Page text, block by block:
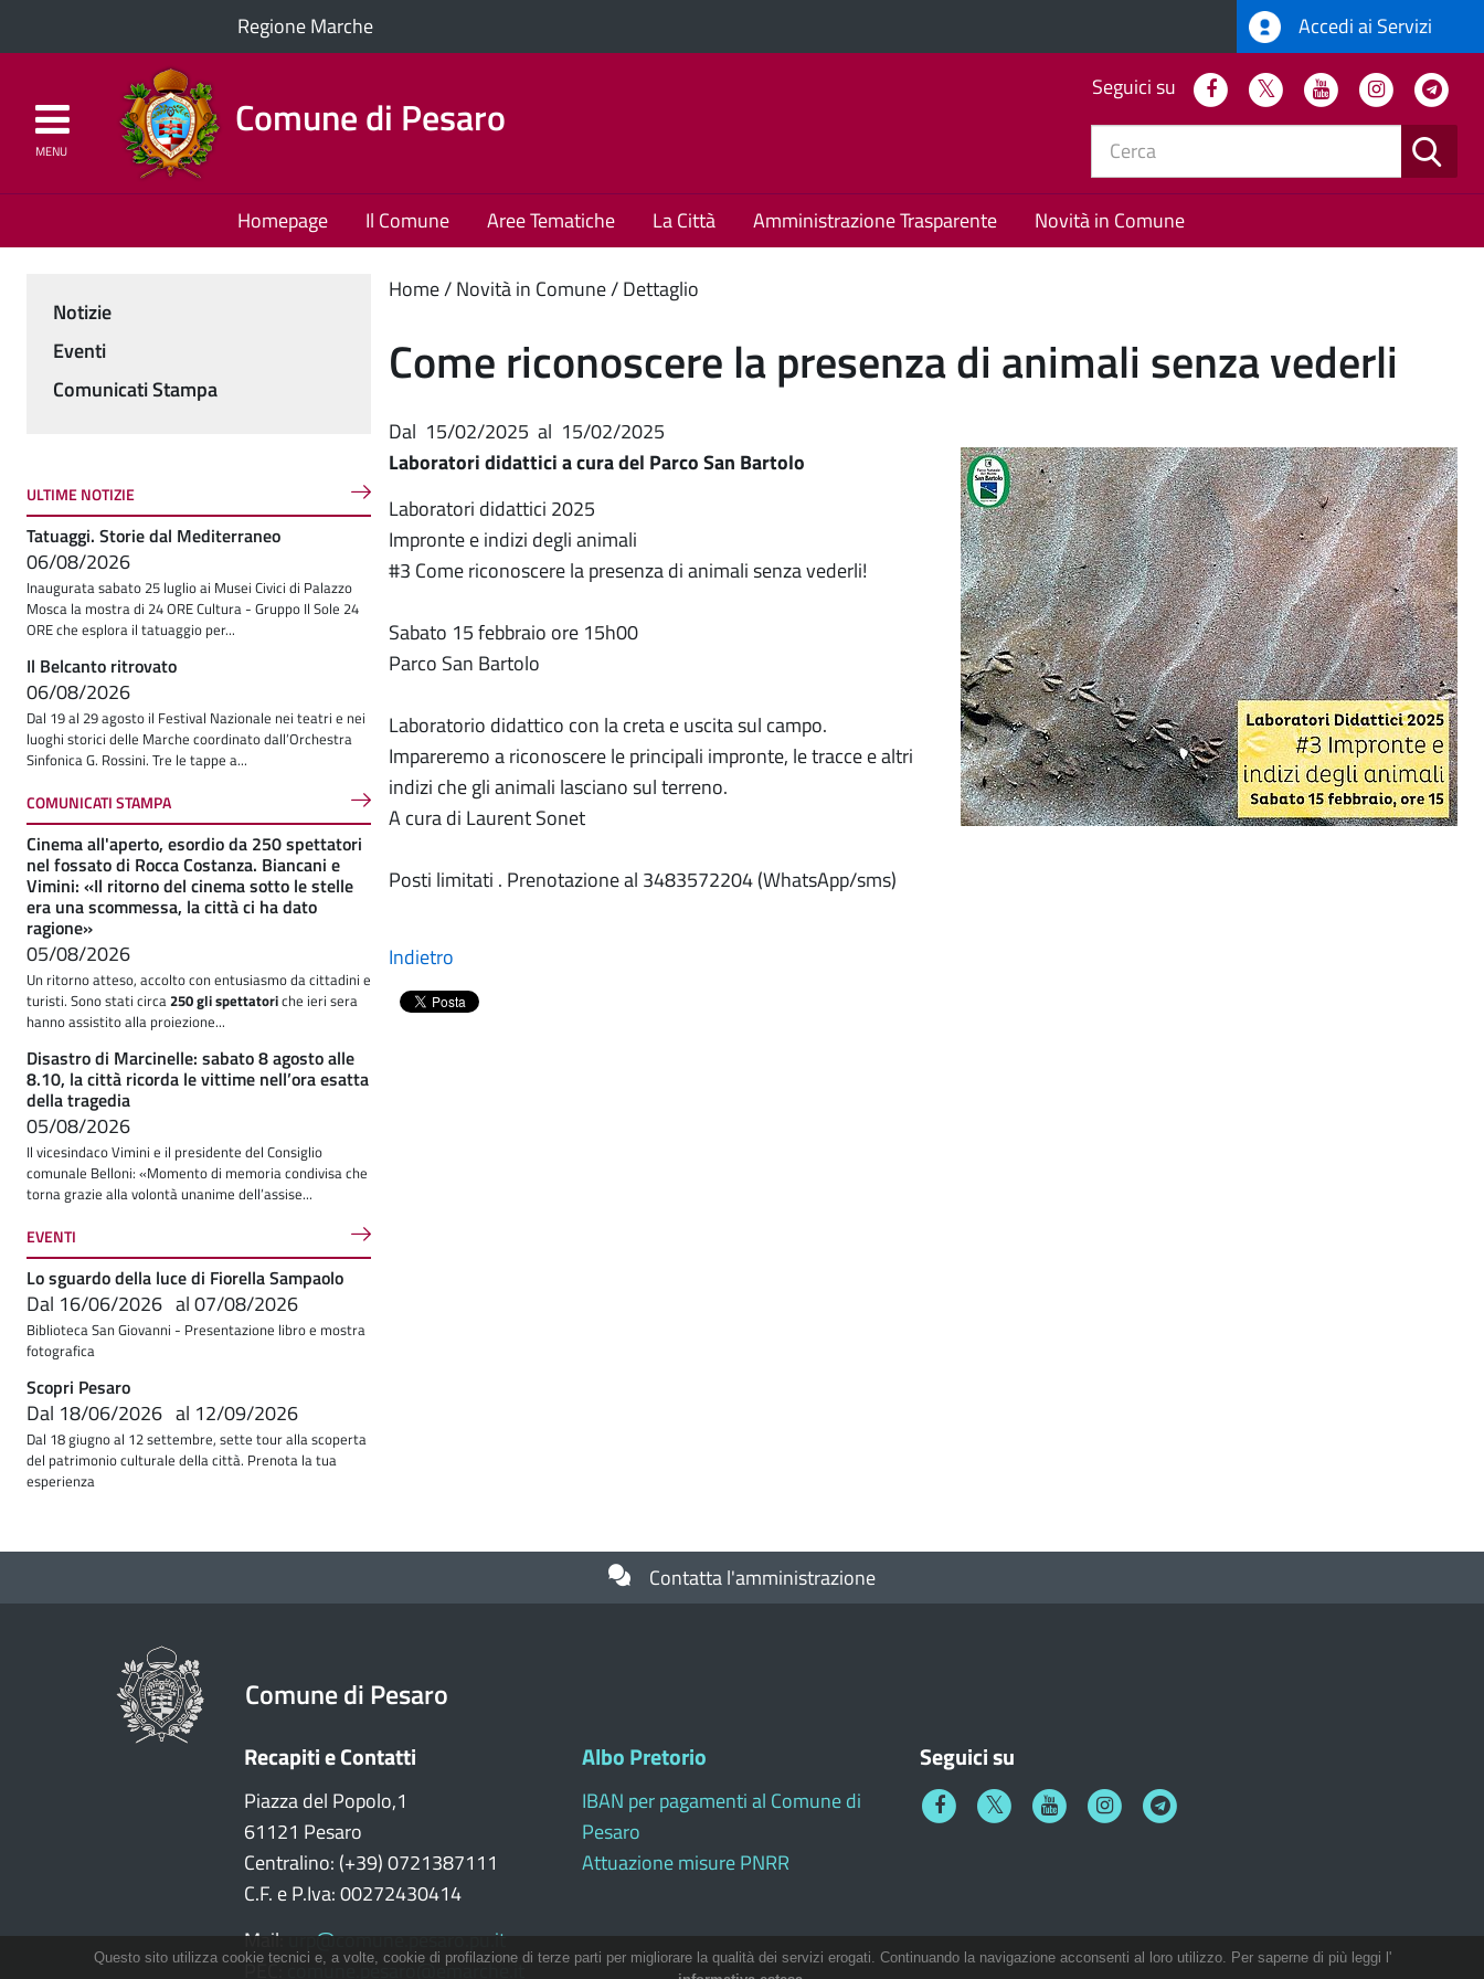
Regione Marche Accedi ai Servizi
Comune di Pesaro
Seguici su FacebookTwitter Youtube Instagram
MENU
Homepage Il Comune Aree Tematiche La Città Amministrazione Trasparente Novità in Comune
Contenuto
principale
Home Novità in Comune Dettaglio
Come riconoscere la presenza di animali senza vederli
Dal 15/02/2025 al 15/02/2025
Laboratori didattici a cura del Parco San Bartolo
Laboratori didattici 2025
Impronte e indizi degli animali
#3 Come riconoscere la presenza di animali senza vederli!
Sabato 15 febbraio ore 15h00
Parco San Bartolo
Laboratorio didattico con la creta e uscita sul campo.
Impareremo a riconoscere le principali impronte, le tracce e altri
indizi che gli animali lasciano sul terreno.
A cura di Laurent Sonet
Posti limitati . Prenotazione al 3483572204 (WhatsApp/sms)
Indietro
Menu
Notizie
Eventi
Comunicati Stampa
ULTIME NOTIZIE
Tatuaggi. Storie dal Mediterraneo
06/08/2026
Inaugurata sabato 25 luglio ai Musei Civici di Palazzo
Mosca la mostra di 24 ORE Cultura - Gruppo Il Sole 24
ORE che esplora il tatuaggio per...
Il Belcanto ritrovato
06/08/2026
Dal 19 al 29 agosto il Festival Nazionale nei teatri e nei
luoghi storici delle Marche coordinato dall’Orchestra
Sinfonica G. Rossini. Tre le tappe a...
COMUNICATI STAMPA
Cinema all'aperto, esordio da 250 spettatori
nel fossato di Rocca Costanza. Biancani e
Vimini: «Il ritorno del cinema sotto le stelle
era una scommessa, la città ci ha dato
ragione»
05/08/2026
Un ritorno atteso, accolto con entusiasmo da cittadini e
turisti. Sono stati circa250 gli spettatoriche ieri sera
hanno assistito alla proiezione...
Disastro di Marcinelle: sabato 8 agosto alle
8.10, la città ricorda le vittime nell’ora esatta
della tragedia
05/08/2026
Il vicesindaco Vimini e il presidente del Consiglio
comunale Belloni: «Momento di memoria condivisa che
torna grazie alla volontà unanime dell’assise...
EVENTI
Lo sguardo della luce di Fiorella Sampaolo
Dal 16/06/2026 al07/08/2026
Biblioteca San Giovanni - Presentazione libro e mostra
fotografica
Scopri Pesaro
Dal 18/06/2026 al 12/09/2026
Dal 18 giugno al 12 settembre, sette tour alla scoperta
del patrimonio culturale della città. Prenota la tua
esperienza
Contatta l'amministrazione
Comune di Pesaro
Recapiti e Contatti
Piazza del Popolo,1
61121 Pesaro
Centralino: (+39) 0721387111
C.F. e P.Iva: 00272430414
Mail:urp@comune.pesaro.pu.it
PEC:comune.pesaro@emarche.it
Albo Pretorio
IBAN per pagamenti al Comune di
Pesaro
Attuazione misure PNRR
Seguici su
FacebookTwitter YoutubeInstagramTelegram
Questo sito utilizza cookie tecnici e, a volte, cookie di profilazione di terze parti per migliorare la qualità dei servizi erogati. Continuando la navigazione acconsenti al loro utilizzo. Per saperne di più leggi l'